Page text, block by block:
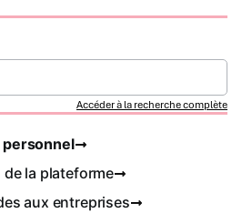
Accéder à la recherche complète
personnel
la plateforme
aux entreprises